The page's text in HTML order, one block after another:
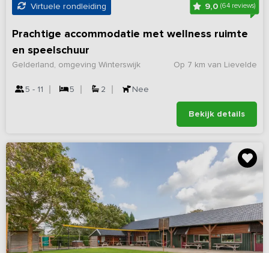
Virtuele rondleiding 9,0 (64 reviews)
Prachtige accommodatie met wellness ruimte
en speelschuur
Op 7 km van Lievelde
Gelderland, omgeving Winterswijk
5 - 11 5 2 Nee
Bekijk details